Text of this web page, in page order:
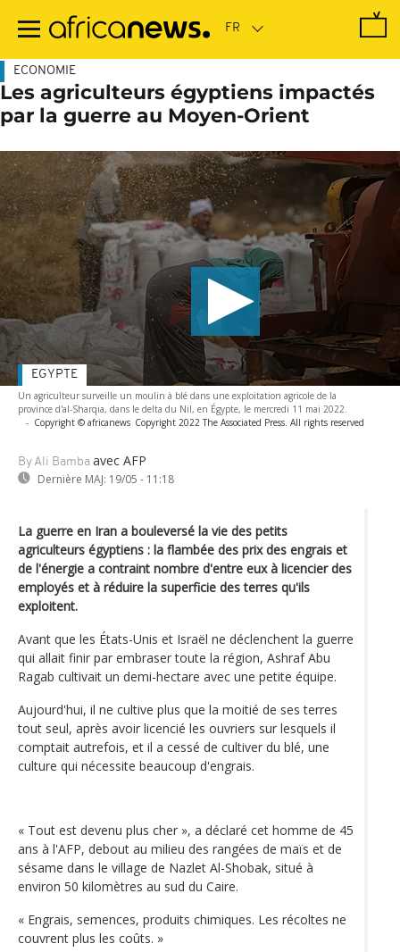
contenu
ECONOMIE
Les agriculteurs égyptiens impactés
par la guerre au Moyen-Orient
Un agriculteur surveille un moulin à blé dans une exploitation agricole de la
province d'al-Sharqia, dans le delta du Nil, en Égypte, le mercredi 11 mai 2022.
- Copyright © africanews Copyright 2022 The Associated Press. All rights reserved
By Ali Bamba avec AFP
Dernière MAJ: 19/05 - 11:18
EGYPTE
La guerre en Iran a bouleversé la vie des petits
agriculteurs égyptiens : la flambée des prix des engrais et
de l'énergie a contraint nombre d'entre eux à licencier des
employés et à réduire la superficie des terres qu'ils
exploitent.
Avant que les États-Unis et Israël ne déclenchent la guerre
qui allait finir par embraser toute la région, Ashraf Abu
Ragab cultivait un demi-hectare avec une petite équipe.
Aujourd'hui, il ne cultive plus que la moitié de ses terres
tout seul, après avoir licencié les ouvriers sur lesquels il
comptait autrefois, et il a cessé de cultiver du blé, une
culture qui nécessite beaucoup d'engrais.
« Tout est devenu plus cher », a déclaré cet homme de 45
ans à l'AFP, debout au milieu des rangées de maïs et de
sésame dans le village de Nazlet Al-Shobak, situé à
environ 50 kilomètres au sud du Caire.
« Engrais, semences, produits chimiques. Les récoltes ne
couvrent plus les coûts. »